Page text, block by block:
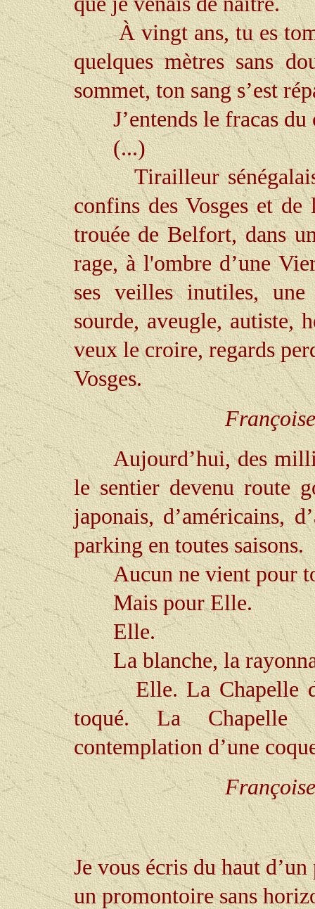
À vingt ans, tu es
quelques mètres sans
sommet, ton sang s’est
J’entends le fracas du
(...)
Tirailleur
confins des Vosges et
trouée de Belfort, dans
rage, à l'ombre d’une
ses veilles inutiles,
sourde, aveugle, autiste,
veux le croire, regards
Vosges.
Aujourd’hui, des
le sentier devenu route
japonais, d’américains,
parking en toutes saisons.
Aucun ne vient pour
Mais pour Elle.
Elle.
La blanche, la
Elle. La Chapelle
toqué. La Chapelle
contemplation d’une
Je vous écris du haut
un promontoire sans